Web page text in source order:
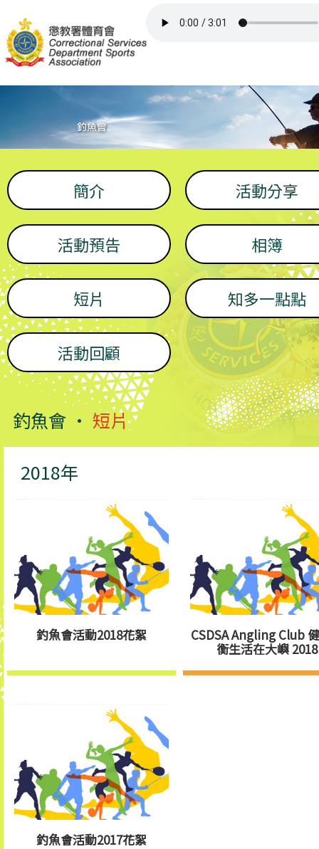
比賽/活動
屬會網頁
其他資訊
簡介 活動分享
活動預告 相簿
短片 知多一點點
活動回顧
釣魚會 •短片
2018年
釣魚會活動2018花絮
CSDSA Angling Club
衡生活在大嶼 2018
釣魚會活動2017花絮